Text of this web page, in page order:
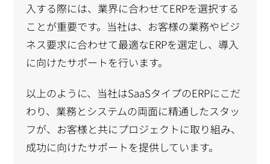
入する際には、業界に合わせてERPを選択する
ことが重要です。当社は、お客様の業務やビジ
ネス要求に合わせて最適なERPを選定し、導入
に向けたサポートを行います。
以上のように、当社はSaaSタイプのERPにこだ
わり、業務とシステムの両面に精通したスタッ
フが、お客様と共にプロジェクトに取り組み、
成功に向けたサポートを提供しています。